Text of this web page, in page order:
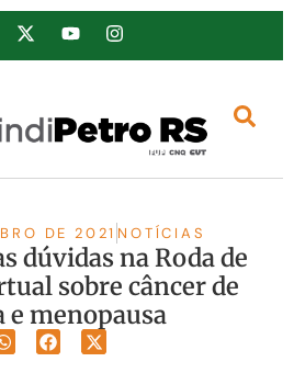
DE 2021 NOTÍCIAS
dúvidas na Roda de
sobre câncer de
e menopausa